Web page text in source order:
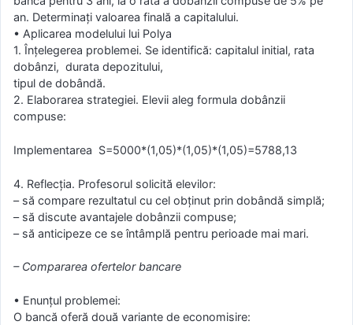
an. Determinați valoarea finală a capitalului.
• Aplicarea modelului lui Polya
1. Înțelegerea problemei. Se identifică: capitalul initial, rata
dobânzi, durata depozitului,
tipul de dobândă.
2. Elaborarea strategiei. Elevii aleg formula dobânzii
compuse:
Implementarea S=5000*(1,05)*(1,05)*(1,05)=5788,13
4. Reflecția. Profesorul solicită elevilor:
– să compare rezultatul cu cel obținut prin dobândă simplă;
– să discute avantajele dobânzii compuse;
– să anticipeze ce se întâmplă pentru perioade mai mari.
– Compararea ofertelor bancare
• Enunțul problemei:
O bancă oferă două variante de economisire: